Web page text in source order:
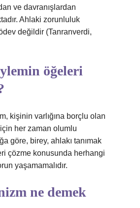
ve davranışlardan
Ahlaki zorunluluk
değildir (Tanranverdi,
öğeleri
kişinin varlığına borçlu olan
her zaman olumlu
göre, birey, ahlakı tanımak
çözme konusunda herhangi
yaşamamalıdır.
ne demek